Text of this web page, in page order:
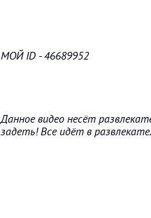
МОЙ ID - 46689952
Данное видео несёт
задеть! Все идёт в